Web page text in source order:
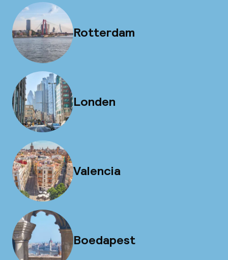
Rotterdam
Londen
Valencia
Boedapest